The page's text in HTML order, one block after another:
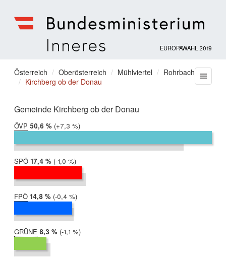
für
Inneres
EUROPAWAHL 2019
Sie
befinden
hier:
Österreich Oberösterreich Mühlviertel
Rohrbach
Kirchberg ob der Donau
Gemeinde Kirchberg ob der Donau
ÖVP 2019:
50,6 %
2014:
43,4 %
Differenz:
+7,3 %
SPÖ 2019:
17,4 %
2014:
18,4 %
Differenz:
-1,0 %
FPÖ 2019:
14,8 %
2014:
15,2 %
Differenz:
-0,4 %
GRÜNE 2019:
8,3 %
2014:
9,3 %
Differenz:
-1,1 %